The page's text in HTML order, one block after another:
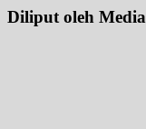
Diliput oleh Media